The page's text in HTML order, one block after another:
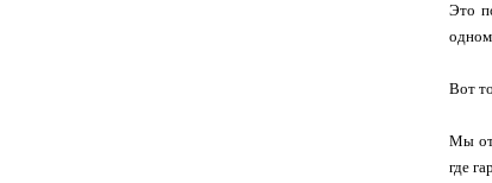
Это
Вот
Мы
где